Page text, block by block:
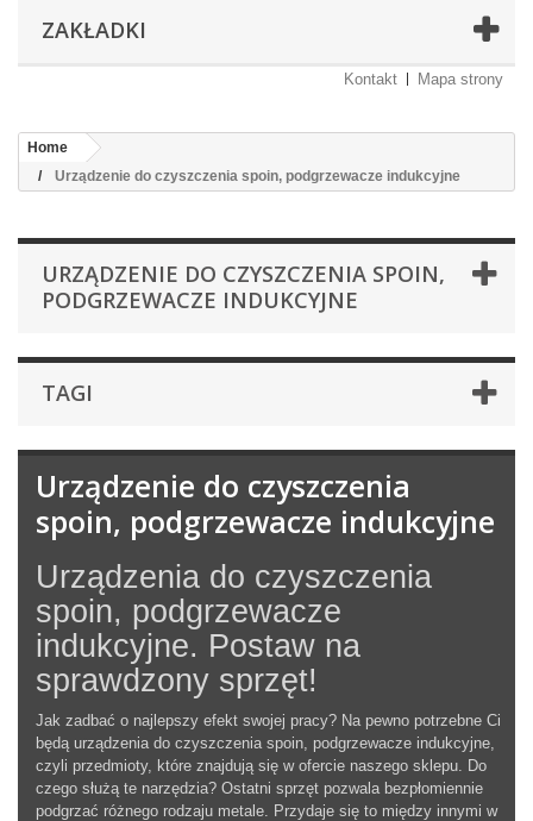
ZAKŁADKI
Kontakt Mapa strony
Home
Urządzenie do czyszczenia spoin, podgrzewacze indukcyjne
URZĄDZENIE DO CZYSZCZENIA SPOIN,
PODGRZEWACZE INDUKCYJNE
TAGI
Urządzenie do czyszczenia
spoin, podgrzewacze indukcyjne
Urządzenia do czyszczenia
spoin, podgrzewacze
indukcyjne. Postaw na
sprawdzony sprzęt!
Jak zadbać o najlepszy efekt swojej pracy? Na pewno potrzebne Ci
będą urządzenia do czyszczenia spoin, podgrzewacze indukcyjne,
czyli przedmioty, które znajdują się w ofercie naszego sklepu. Do
czego służą te narzędzia? Ostatni sprzęt pozwala bezpłomiennie
podgrzać różnego rodzaju metale. Przydaje się to między innymi w